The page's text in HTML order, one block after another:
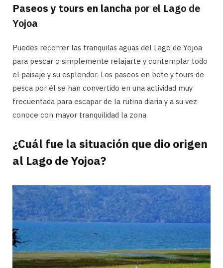
Paseos y tours en lancha por el Lago de
Yojoa
Puedes recorrer las tranquilas aguas del Lago de Yojoa
para pescar o simplemente relajarte y contemplar todo
el paisaje y su esplendor. Los paseos en bote y tours de
pesca por él se han convertido en una actividad muy
frecuentada para escapar de la rutina diaria y a su vez
conoce con mayor tranquilidad la zona.
¿Cuál fue la situación que dio origen
al Lago de Yojoa?